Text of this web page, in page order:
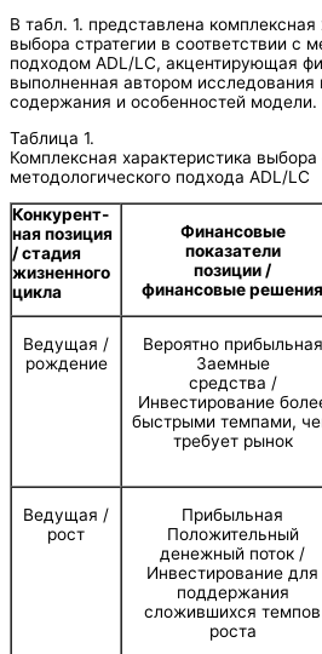
В табл. 1. представлена
выбора стратегии в соответствии с
подходом ADL/LC, акцентирующая
выполненная автором исследования
содержания и особенностей модели.
Таблица 1.
Комплексная характеристика выбора
методологического подхода ADL/LC
Конкурент-
ная позиция
/ стадия
жизненного
цикла
Финансовые
показатели
позиции /
финансовые решения
Ведущая /
рождение
Вероятно прибыльная
Заемные
средства /
Инвестирование
быстрыми темпами,
требует рынок
Ведущая /
рост
Прибыльная
Положительный
денежный поток /
Инвестирование для
поддержания
сложившихся темпов
роста